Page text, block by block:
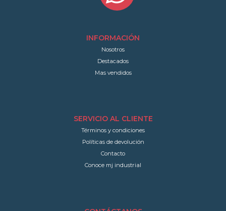
INFORMACIÓN
Nosotros
Destacados
Mas vendidos
SERVICIO AL CLIENTE
Términos y condiciones
Políticas de devolución
Contacto
Conoce mj industrial